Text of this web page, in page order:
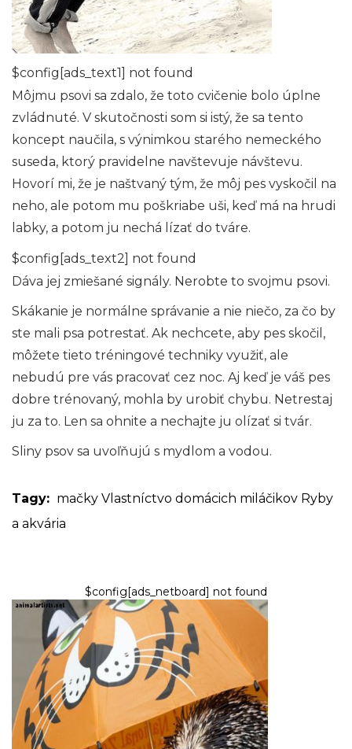
$config[ads_text1] not found
Môjmu psovi sa zdalo, že toto cvičenie bolo úplne
zvládnuté. V skutočnosti som si istý, že sa tento
koncept naučila, s výnimkou starého nemeckého
suseda, ktorý pravidelne navštevuje návštevu.
Hovorí mi, že je naštvaný tým, že môj pes vyskočil na
neho, ale potom mu poškriabe uši, keď má na hrudi
labky, a potom ju nechá lízať do tváre.
$config[ads_text2] not found
Dáva jej zmiešané signály. Nerobte to svojmu psovi.
Skákanie je normálne správanie a nie niečo, za čo by
ste mali psa potrestať. Ak nechcete, aby pes skočil,
môžete tieto tréningové techniky využiť, ale
nebudú pre vás pracovať cez noc. Aj keď je váš pes
dobre trénovaný, mohla by urobiť chybu. Netrestaj
ju za to. Len sa ohnite a nechajte ju olízať si tvár.
Sliny psov sa uvoľňujú s mydlom a vodou.
Tagy: mačky Vlastníctvo domácich miláčikov Ryby
a akvária
$config[ads_netboard] not found
EXOTICKÉ ZVIERATÁ